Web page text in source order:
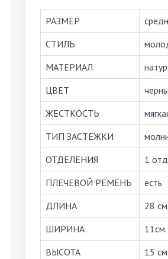
РАЗМЕР
СТИЛЬ
МАТЕРИАЛ
ЦВЕТ
ЖЕСТКОСТЬ
ТИП ЗАСТЕЖКИ
ОТДЕЛЕНИЯ
1
ПЛЕЧЕВОЙ РЕМЕНЬ
есть
ДЛИНА
28 см.
ШИРИНА
11см.
ВЫСОТА
15 см.